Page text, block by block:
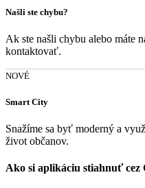
Našli ste chybu?
Ak ste našli chybu alebo máte
kontaktovať.
NOVÉ
Smart City
Snažíme sa byť moderný a
život občanov.
Ako si aplikáciu stiahnuť cez